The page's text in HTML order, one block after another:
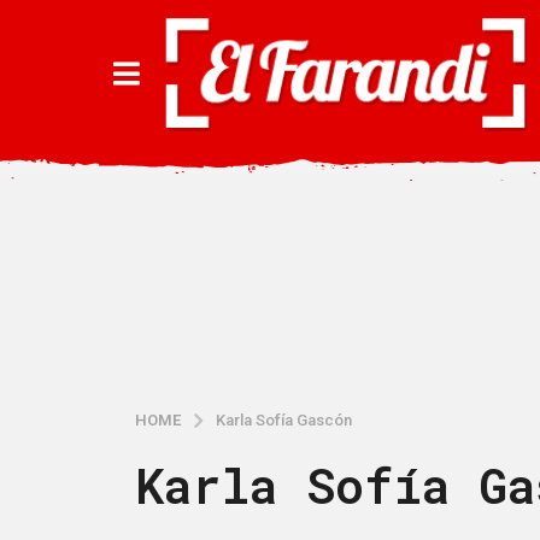
HOME Karla Sofía Gascón
Karla Sofía